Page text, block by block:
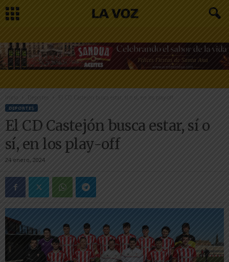
Inicio El CD Castejón busca estar, sí o sí, en los play-off
DEPORTES
El CD Castejón busca estar, sí o
sí, en los play-off
24 enero, 2024